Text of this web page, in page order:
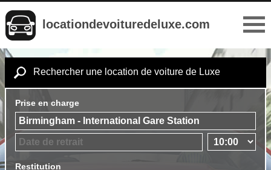
locationdevoituredeluxe.com
Rechercher une location de voiture de Luxe
Prise en charge
Restitution